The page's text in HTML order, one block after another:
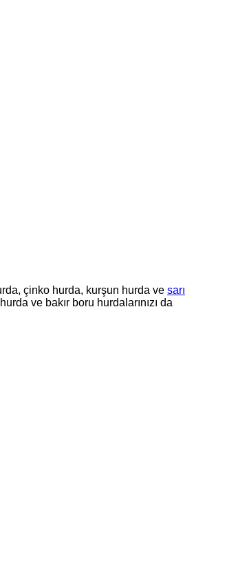
çinko hurda, kurşun hurda ve sarı
ve bakır boru hurdalarınızı da